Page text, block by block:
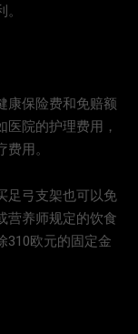
康保险费和免赔额
院的护理费用，
用。
足弓支架也可以免
营养师规定的饮食
310欧元的固定金